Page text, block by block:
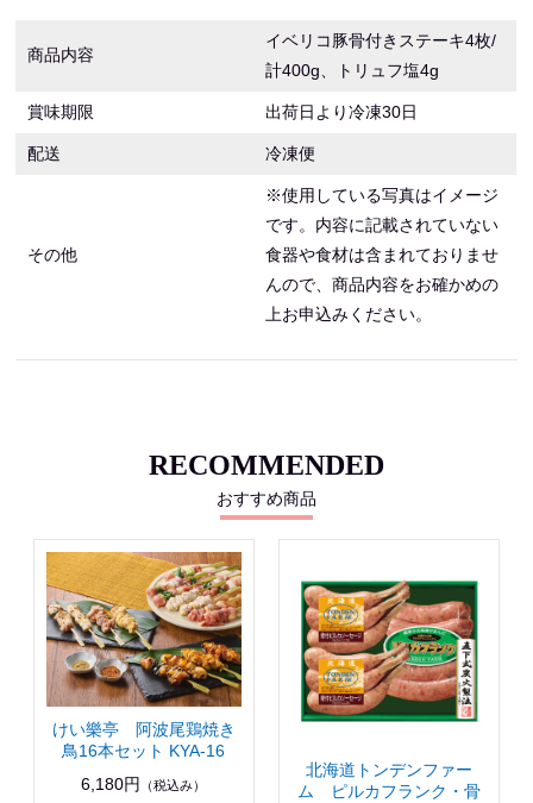
商品内容
イベリコ豚骨付きステーキ4枚/
計400g、トリュフ塩4g
賞味期限 出荷日より冷凍30日
配送 冷凍便
その他
※使用している写真はイメージ
です。内容に記載されていない
食器や食材は含まれておりませ
んので、商品内容をお確かめの
上お申込みください。
RECOMMENDED
おすすめ商品
けい樂亭 阿波尾鶏焼き
鳥16本セット KYA-16
6,180円
（税込み）
北海道トンデンファー
ム ピルカフランク・骨